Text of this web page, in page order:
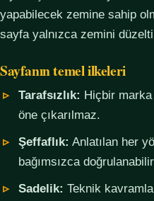
yapabilecek zemine sahip
sayfa yalnızca zemini
Sayfanın temel ilkeleri
Tarafsızlık: Hiçbir
öne çıkarılmaz.
Şeffaflık: Anlatılan her
bağımsızca
Sadelik: Teknik